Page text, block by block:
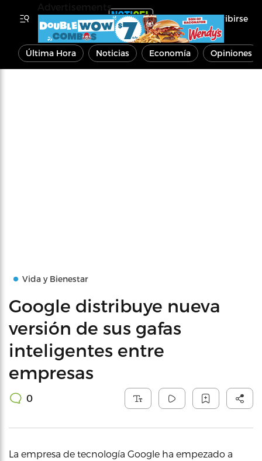
Inscribirse
Última Hora Noticias Economía Opiniones
Vida y Bienestar
Google distribuye nueva
versión de sus gafas
inteligentes entre
empresas
0
La empresa de tecnología Google ha empezado a
Advertisements